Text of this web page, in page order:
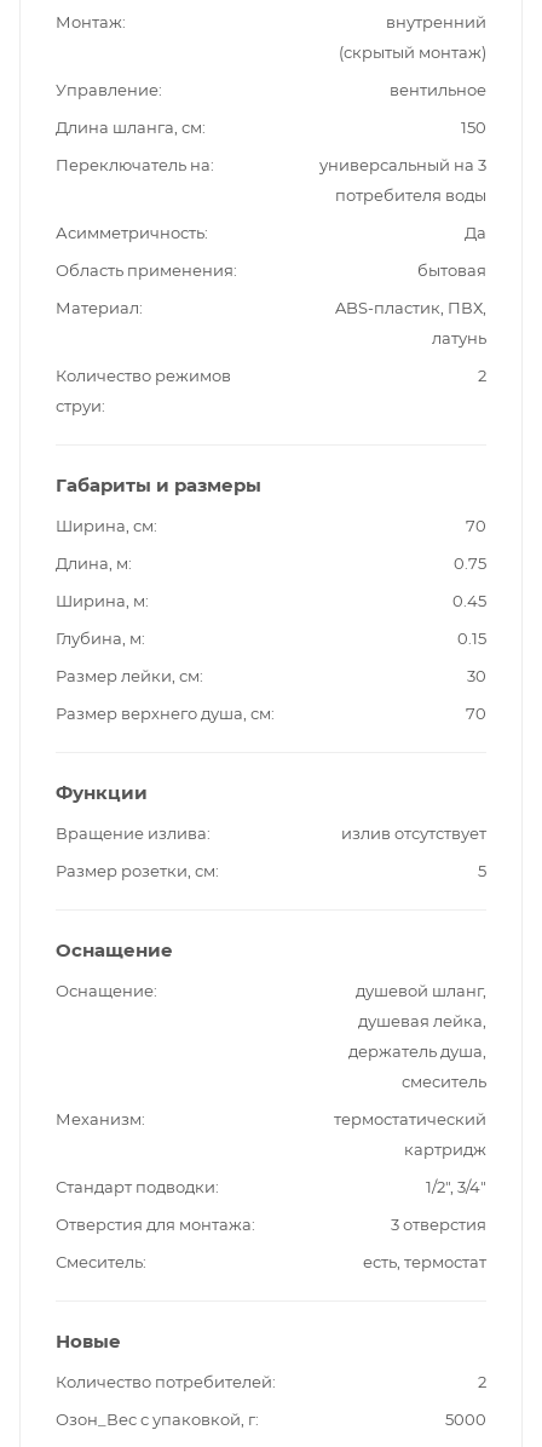
Монтаж
внутренний
(скрытый монтаж)
Управление
вентильное
Длина шланга, см
150
Переключатель на
универсальный на 3
потребителя воды
Асимметричность
Да
Область применения
бытовая
Материал
ABS-пластик, ПВХ,
латунь
Количество режимов
струи
2
Габариты и размеры
Ширина, см
70
Длина, м
0.75
Ширина, м
0.45
Глубина, м
0.15
Размер лейки, см
30
Размер верхнего душа, см
70
Функции
Вращение излива
излив отсутствует
Размер розетки, см
5
Оснащение
Оснащение
душевой шланг,
душевая лейка,
держатель душа,
смеситель
Механизм
термостатический
картридж
Стандарт подводки
1/2", 3/4"
Отверстия для монтажа
3 отверстия
Смеситель
есть, термостат
Новые
Количество потребителей
2
Озон_Вес с упаковкой, г
5000